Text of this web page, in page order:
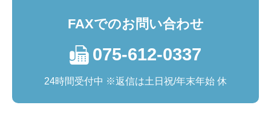
FAXでのお問い合わせ
075-612-0337
24時間受付中 ※返信は土日祝/年末年始 休